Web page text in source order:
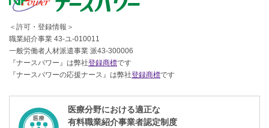
＜許可・登録情報＞
職業紹介事業 43-ユ-010011
一般労働者人材派遣事業 派43-300006
『ナースパワー』は弊社登録商標です
『ナースパワーの応援ナース』は弊社登録商標です
医療分野における適正な
有料職業紹介事業者認定制度